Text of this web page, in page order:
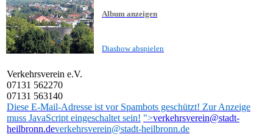
Album anzeigen
Diashow abspielen
Verkehrsverein e.V.
07131 562270
07131 563140
Diese E-Mail-Adresse ist vor Spambots geschützt! Zur Anzeige
muss JavaScript eingeschaltet sein! ">verkehrsverein@stadt-
heilbronn.deverkehrsverein@stadt-heilbronn.de